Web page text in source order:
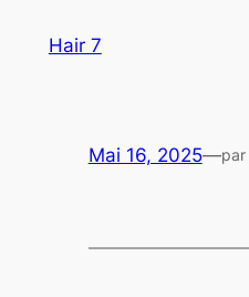
Hair 7
Mai 16, 2025—par